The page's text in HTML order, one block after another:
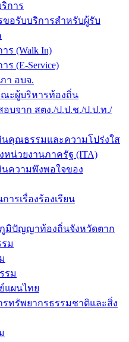
การ
อรับบริการสำหรับผู้รับ
ร (Walk In)
(E-Service)
า อบจ.
ะผู้บริหารท้องถิ่น
อบจาก สตง./ป.ป.ช./ป.ป.ท./
นคุณธรรมและความโปร่งใส
หน่วยงานภาครัฐ (ITA)
นความพึงพอใจของ
ารเรื่องร้องเรียน
มิปัญญาท้องถิ่นจังหวัดตาก
ม
รม
แผนไทย
รทรัพยากรธรรมชาติและสิ่ง